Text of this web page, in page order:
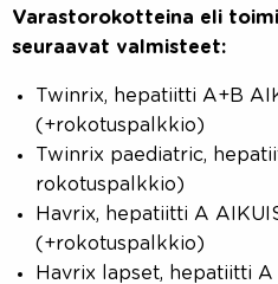
Varastorokotteina eli
seuraavat valmisteet:
Twinrix, hepatiitti A+B
(+rokotuspalkkio)
Twinrix paediatric,
rokotuspalkkio)
Havrix, hepatiitti A
(+rokotuspalkkio)
Havrix lapset, hepatiitti A